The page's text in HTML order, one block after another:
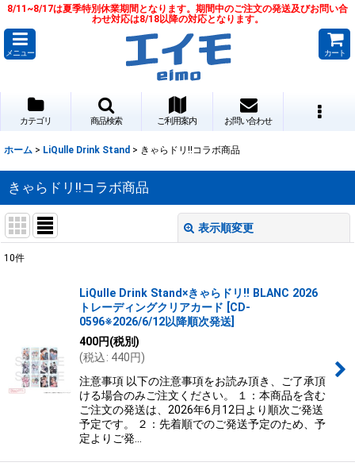
8/11~8/17は夏季特別休業期間となります。期間中のご注文の発送及びお問い合
わせ対応は8/18以降の対応となります。
メニュー カート
カテゴリ 商品検索 ご利用案内 お問い合わせ
ホーム > LiQulle Drink Stand > きゃらドリ!!コラボ商品
きゃらドリ!!コラボ商品
表示順変更
10件
LiQulle Drink Stand×きゃらドリ!! BLANC 2026
トレーディングクリアカード
CD-
0596※2026/6/12以降順次発送
400円(税別)
(税込: 440円)
注意事項 以下の注意事項をお読み頂き、ご了承頂
ける場合のみご注文ください。 １：本商品を含む
ご注文の発送は、2026年6月12日より順次ご発送
予定です。 ２：先着順でのご発送予定のため、予
定よりご発…